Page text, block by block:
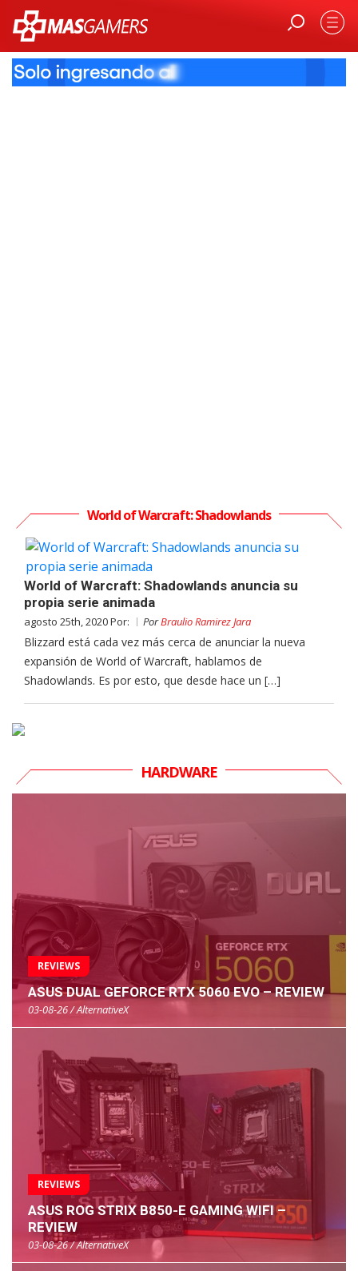
World of Warcraft: Shadowlands
World of Warcraft: Shadowlands anuncia su
propia serie animada
agosto 25th, 2020 Por: PorBraulio Ramirez Jara
Blizzard está cada vez más cerca de anunciar la nueva
expansión de World of Warcraft, hablamos de
Shadowlands. Es por esto, que desde hace un […]
HARDWARE
REVIEWS
ASUS DUAL GEFORCE RTX 5060 EVO – REVIEW
03-08-26 / AlternativeX
REVIEWS
ASUS ROG STRIX B850-E GAMING WIFI –
REVIEW
03-08-26 / AlternativeX